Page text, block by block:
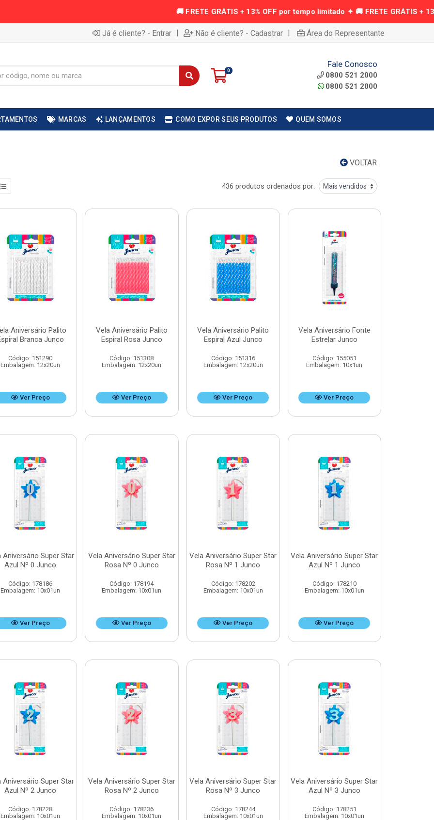
Já é cliente? - Entrar | Não é cliente? - Cadastrar | Área do Representante
0
Fale Conosco
0800 521 2000
0800 521 2000
MARCAS LANÇAMENTOS COMO EXPOR SEUS PRODUTOS QUEM SOMOS
VOLTAR
436 produtos ordenados por:
Aniversário Palito
Branca Junco
Código: 151290
Embalagem: 12x20un
Ver Preço
Vela Aniversário Palito
Espiral Rosa Junco
Código: 151308
Embalagem: 12x20un
Ver Preço
Vela Aniversário Palito
Espiral Azul Junco
Código: 151316
Embalagem: 12x20un
Ver Preço
Vela Aniversário Fonte
Estrelar Junco
Código: 155051
Embalagem: 10x1un
Ver Preço
Aniversário Super Star
Azul Nº 0 Junco
Código: 178186
Embalagem: 10x01un
Ver Preço
Vela Aniversário Super Star
Rosa Nº 0 Junco
Código: 178194
Embalagem: 10x01un
Ver Preço
Vela Aniversário Super Star
Rosa Nº 1 Junco
Código: 178202
Embalagem: 10x01un
Ver Preço
Vela Aniversário Super Star
Azul Nº 1 Junco
Código: 178210
Embalagem: 10x01un
Ver Preço
Aniversário Super Star
Azul Nº 2 Junco
Código: 178228
Embalagem: 10x01un
Vela Aniversário Super Star
Rosa Nº 2 Junco
Código: 178236
Embalagem: 10x01un
Vela Aniversário Super Star
Rosa Nº 3 Junco
Código: 178244
Embalagem: 10x01un
Vela Aniversário Super Star
Azul Nº 3 Junco
Código: 178251
Embalagem: 10x01un